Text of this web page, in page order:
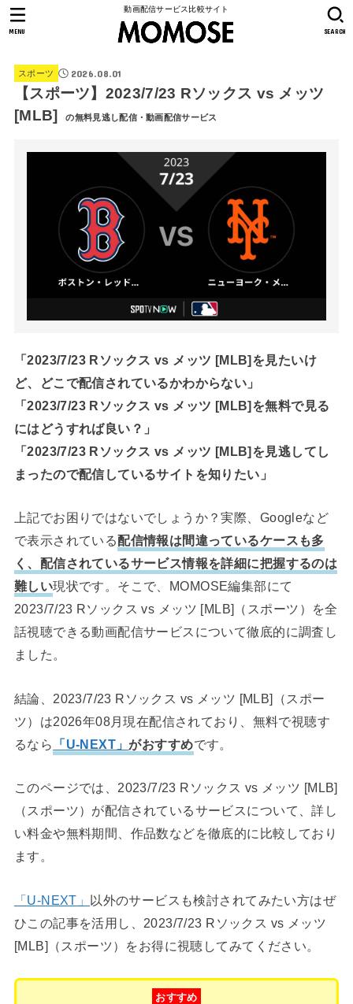
動画配信サービス比較サイト
SEARCH
MENU
スポーツ 2026.08.01
【スポーツ】2023/7/23 Rソックス vs メッツ
[MLB]
の無料見逃し配信・動画配信サービス
「2023/7/23 Rソックス vs メッツ [MLB]を見たいけ
ど、どこで配信されているかわからない」
「2023/7/23 Rソックス vs メッツ [MLB]を無料で見る
にはどうすれば良い？」
「2023/7/23 Rソックス vs メッツ [MLB]を見逃してし
まったので配信しているサイトを知りたい」
上記でお困りではないでしょうか？実際、Googleなど
で表示されている配信情報は間違っているケースも多
く、配信されているサービス情報を詳細に把握するのは
難しい現状です。そこで、MOMOSE編集部にて
2023/7/23 Rソックス vs メッツ [MLB]（スポーツ）を全
話視聴できる動画配信サービスについて徹底的に調査し
ました。
結論、2023/7/23 Rソックス vs メッツ [MLB]（スポー
ツ）は2026年08月現在配信されており、無料で視聴す
るなら
「U-NEXT」がおすすめです。
このページでは、2023/7/23 Rソックス vs メッツ [MLB]
（スポーツ）が配信されているサービスについて、詳し
い料金や無料期間、作品数などを徹底的に比較しており
ます。
「U-NEXT」 以外のサービスも検討されてみたい方はぜ
ひこの記事を活用し、2023/7/23 Rソックス vs メッツ
[MLB]（スポーツ）をお得に視聴してみてください。
おすすめ